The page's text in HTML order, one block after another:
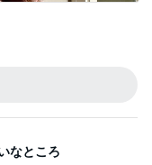
なところ